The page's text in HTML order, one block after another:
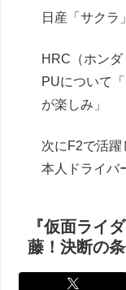
日産「サクラ
HRC（ホン
PUについて
が楽しみ」
次にF2で活躍
本人ドライバ
『仮面ライ
藤！決断の